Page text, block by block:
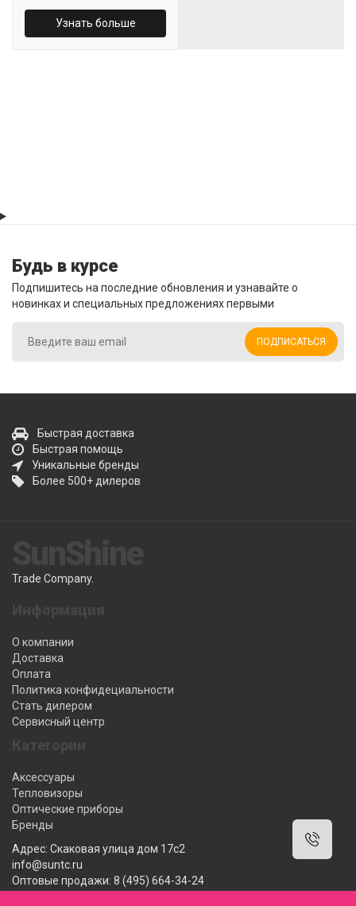
Узнать больше
Будь в курсе
Подпишитесь на последние обновления и узнавайте о
новинках и специальных предложениях первыми
ПОДПИСАТЬСЯ
Быстрая доставка
Быстрая помощь
Уникальные бренды
Более 500+ дилеров
Trade Company.
О компании
Доставка
Оплата
Политика конфидециальности
Стать дилером
Сервисный центр
Аксессуары
Тепловизоры
Оптические приборы
Бренды
Адрес: Скаковая улица дом 17с2
info@suntc.ru
Оптовые продажи: 8 (495) 664-34-24